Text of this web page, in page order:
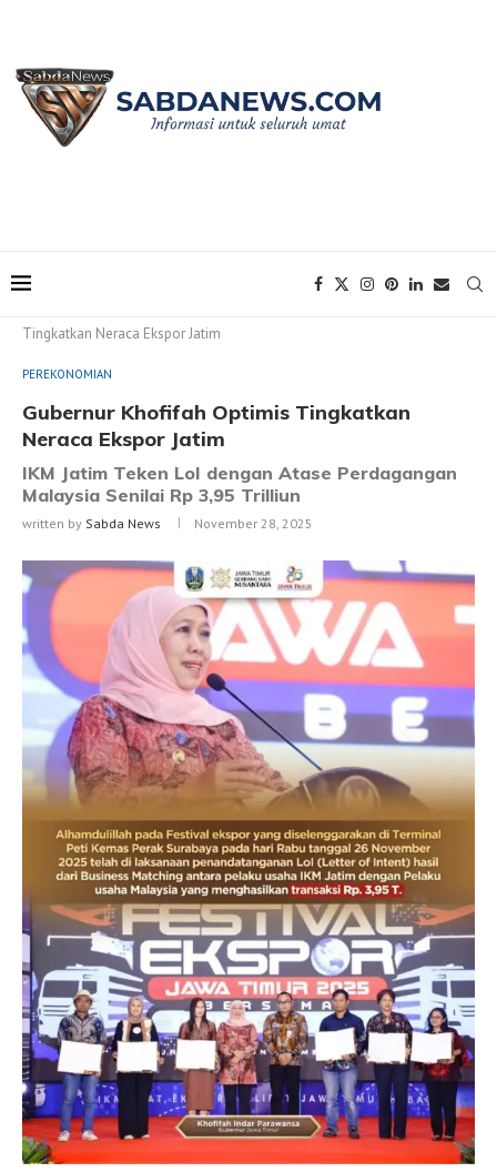
Tingkatkan Neraca Ekspor Jatim
PEREKONOMIAN
Gubernur Khofifah Optimis Tingkatkan
Neraca Ekspor Jatim
IKM Jatim Teken LoI dengan Atase Perdagangan
Malaysia Senilai Rp 3,95 Trilliun
written by Sabda News November 28, 2025